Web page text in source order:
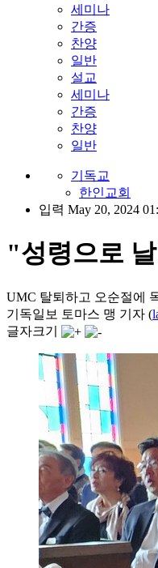
세미나
간증
찬양
일반
설교
세미나
간증
찬양
일반
기독교
한인교회
입력 May 20, 2024
"성령으로
UMC 탈퇴하고 오순절에
기독일보 토마스 맹 기자 (
글자크기